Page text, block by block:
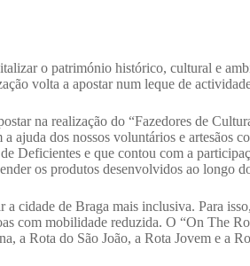
o património histórico, cultural e
volta a apostar num leque de
na realização do “Fazedores de
ajuda dos nossos voluntários e artesãos
Deficientes e que contou com a
os produtos desenvolvidos ao longo
cidade de Braga mais inclusiva. Para
com mobilidade reduzida. O “On The
a Rota do São João, a Rota Jovem e a